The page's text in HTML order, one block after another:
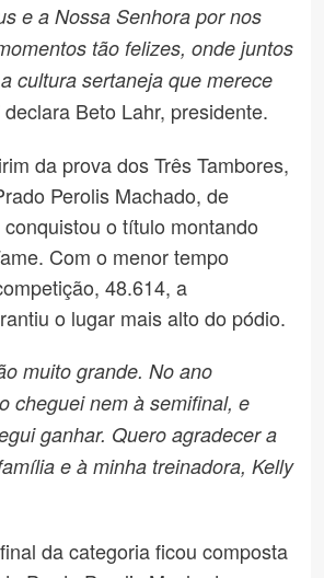
e a Nossa Senhora por nos
tão felizes, onde juntos
cultura sertaneja que merece
declara Beto Lahr, presidente.
da prova dos Três Tambores,
Perolis Machado, de
o título montando
Com o menor tempo
48.614, a
o lugar mais alto do pódio.
muito grande. No ano
cheguei nem à semifinal, e
ganhar. Quero agradecer a
e à minha treinadora, Kelly
da categoria ficou composta